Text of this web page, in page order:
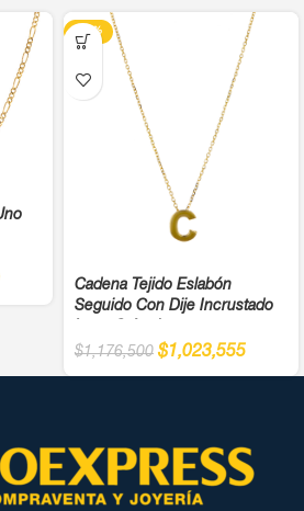
-13%
Cadena Tejido Eslabón
Seguido Con Dije Incrustado
$1,176,500 $1,023,555